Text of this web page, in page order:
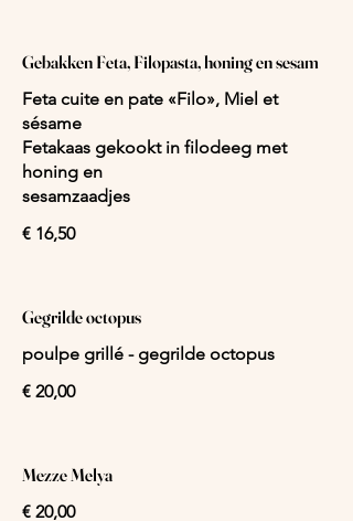
Gebakken Feta, Filopasta, honing en sesam
Feta cuite en pate «Filo», Miel et
sésame
Fetakaas gekookt in filodeeg met
honing en
sesamzaadjes
€ 16,50
Gegrilde octopus
poulpe grillé - gegrilde octopus
€ 20,00
Mezze Melya
€ 20,00